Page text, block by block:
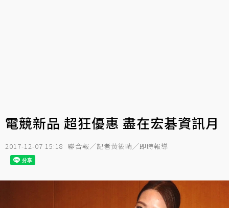
電競新品 超狂優惠 盡在宏碁資訊月
2017-12-07 15:18 聯合報／記者黃筱晴╱即時報導